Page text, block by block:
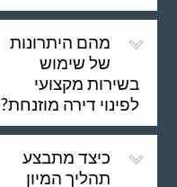
מהם היתרונות
של שימוש
בשירות מקצועי
לפינוי דירה מוזנחת?
כיצד מתבצע
תהליך המיון